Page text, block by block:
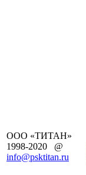
ООО «ТИТАН»
1998-2020 @
info@psktitan.ru